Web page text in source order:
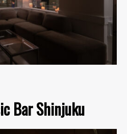
Bar Shinjuku